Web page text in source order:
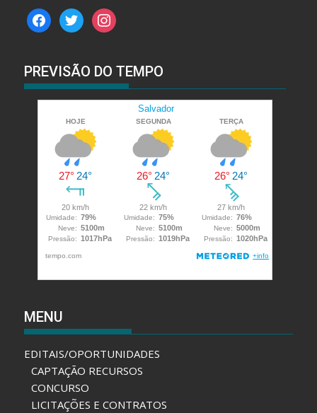
facebooktwitterinstagram
PREVISÃO DO TEMPO
MENU
EDITAIS/OPORTUNIDADES
CAPTAÇÃO RECURSOS
CONCURSO
LICITAÇÕES E CONTRATOS